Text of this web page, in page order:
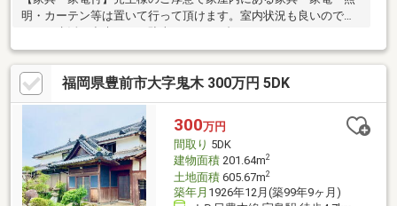
明・カーテン等は置いて行って頂けます。室内状況も良いのでそ
福岡県豊前市大字鬼木 300万円 5DK
300万円
間取り 5DK
建物面積201.64m2
土地面積605.67m2
築年月 1926年12月(築99年9ヶ月)